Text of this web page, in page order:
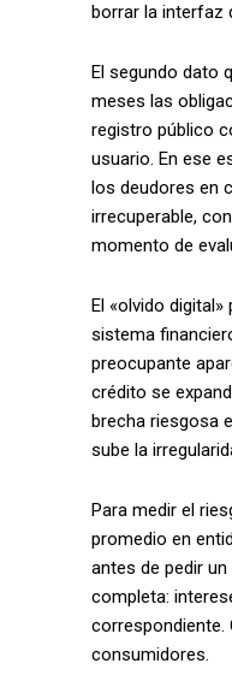
borrar la interfaz
El segundo dato
meses las
registro público
usuario. En ese
los deudores en
irrecuperable,
momento de
El «olvido
sistema
preocupante
crédito se
brecha riesgosa
sube la
Para medir el
promedio en
antes de pedir
completa:
correspondiente.
consumidores.